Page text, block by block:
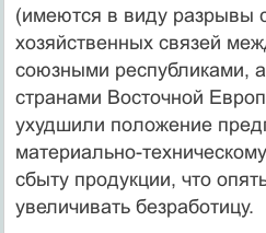
(имеются в виду разрывы
хозяйственных связей
союзными республиками,
странами Восточной
ухудшили положение
материально-
сбыту продукции, что
увеличивать безработицу.